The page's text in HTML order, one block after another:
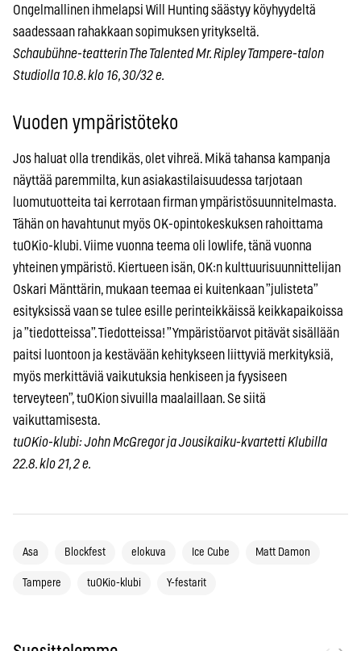
Ongelmallinen ihmelapsi Will Hunting säästyy köyhyydeltä
saadessaan rahakkaan sopimuksen yritykseltä.
Schaubühne-teatterin The Talented Mr. Ripley Tampere-talon
Studiolla 10.8. klo 16, 30/32 e.
Vuoden ympäristöteko
Jos haluat olla trendikäs, olet vihreä. Mikä tahansa kampanja
näyttää paremmilta, kun asiakastilaisuudessa tarjotaan
luomutuotteita tai kerrotaan firman ympäristösuunnitelmasta.
Tähän on havahtunut myös OK-opintokeskuksen rahoittama
tuOKio-klubi. Viime vuonna teema oli lowlife, tänä vuonna
yhteinen ympäristö. Kiertueen isän, OK:n kulttuurisuunnittelijan
Oskari Mänttärin, mukaan teemaa ei kuitenkaan ”julisteta”
esityksissä vaan se tulee esille perinteikkäissä keikkapaikoissa
ja ”tiedotteissa”. Tiedotteissa! ”Ympäristöarvot pitävät sisällään
paitsi luontoon ja kestävään kehitykseen liittyviä merkityksiä,
myös merkittäviä vaikutuksia henkiseen ja fyysiseen
terveyteen”, tuOKion sivuilla maalaillaan. Se siitä
vaikuttamisesta.
tuOKio-klubi: John McGregor ja Jousikaiku-kvartetti Klubilla
22.8. klo 21, 2 e.
Asa Blockfest elokuva Ice Cube Matt Damon
Tampere tuOKio-klubi Y-festarit